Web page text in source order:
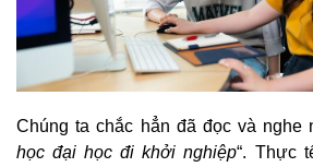
Chúng ta chắc hẳn đã đọc và nghe
học đại học đi khởi nghiệp“. Thực